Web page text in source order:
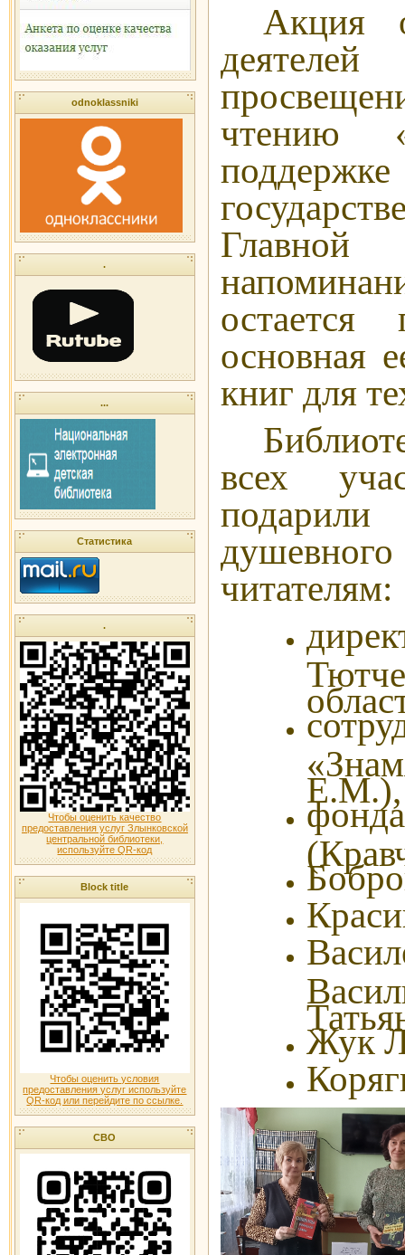
odnoklassniki
.
...
Статистика
.
Чтобы оценить качество
предоставления услуг Злынковской
центральной библиотеки,
используйте QR-код
Block title
Чтобы оценить условия
предоставления услуг используйте
QR-код или перейдите по ссылке.
СВО
Акция
чтению
Главной
основная
книг для
всех
читателям:
Жук